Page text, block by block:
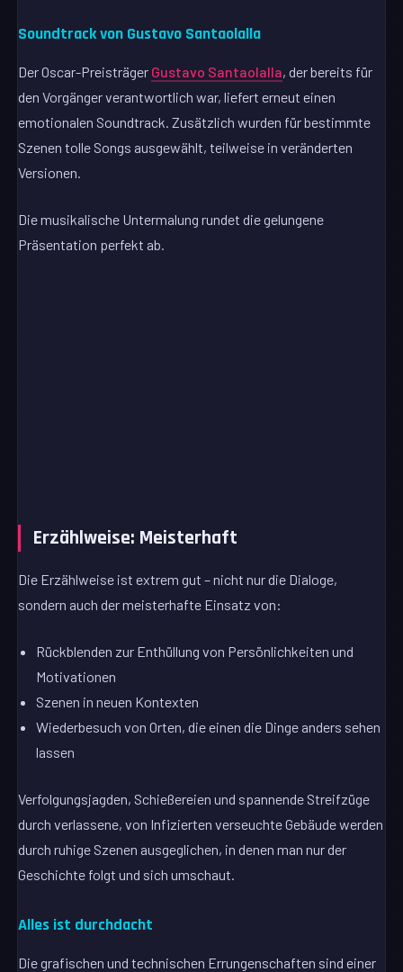
Soundtrack von Gustavo Santaolalla
Der Oscar-Preisträger Gustavo Santaolalla, der bereits für
den Vorgänger verantwortlich war, liefert erneut einen
emotionalen Soundtrack. Zusätzlich wurden für bestimmte
Szenen tolle Songs ausgewählt, teilweise in veränderten
Versionen.
Die musikalische Untermalung rundet die gelungene
Präsentation perfekt ab.
Erzählweise: Meisterhaft
Die Erzählweise ist extrem gut – nicht nur die Dialoge,
sondern auch der meisterhafte Einsatz von:
Rückblenden zur Enthüllung von Persönlichkeiten und
Motivationen
Szenen in neuen Kontexten
Wiederbesuch von Orten, die einen die Dinge anders sehen
lassen
Verfolgungsjagden, Schießereien und spannende Streifzüge
durch verlassene, von Infizierten verseuchte Gebäude werden
durch ruhige Szenen ausgeglichen, in denen man nur der
Geschichte folgt und sich umschaut.
Alles ist durchdacht
Die grafischen und technischen Errungenschaften sind einer